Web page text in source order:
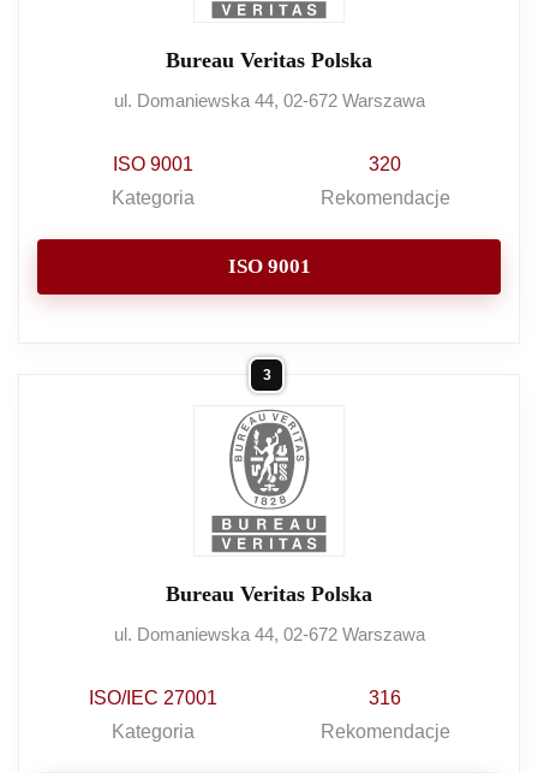
Bureau Veritas Polska
ul. Domaniewska 44, 02-672 Warszawa
ISO 9001
Kategoria
320
Rekomendacje
ISO 9001
3
Bureau Veritas Polska
ul. Domaniewska 44, 02-672 Warszawa
ISO/IEC 27001
Kategoria
316
Rekomendacje